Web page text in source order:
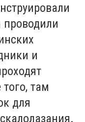
и
там
для